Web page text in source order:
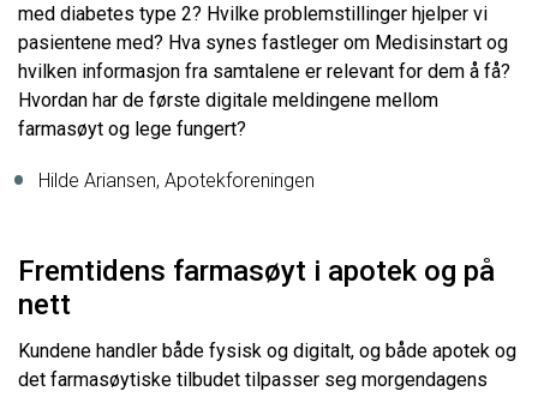
med diabetes type 2? Hvilke problemstillinger hjelper vi
pasientene med? Hva synes fastleger om Medisinstart og
hvilken informasjon fra samtalene er relevant for dem å få?
Hvordan har de første digitale meldingene mellom
farmasøyt og lege fungert?
Hilde Ariansen, Apotekforeningen
Fremtidens farmasøyt i apotek og på
nett
Kundene handler både fysisk og digitalt, og både apotek og
det farmasøytiske tilbudet tilpasser seg morgendagens